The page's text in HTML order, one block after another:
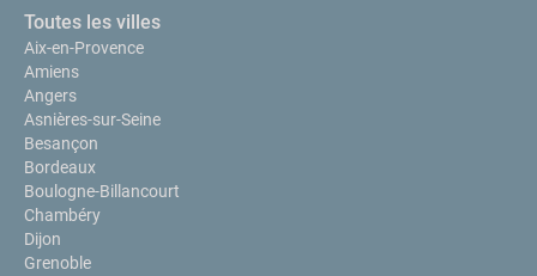
Toutes les villes
Aix-en-Provence
Amiens
Angers
Asnières-sur-Seine
Besançon
Bordeaux
Boulogne-Billancourt
Chambéry
Dijon
Grenoble